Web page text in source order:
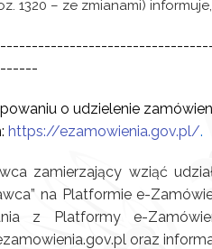
1320 – ze zmianami)
o udzielenie
https://ezamowienia.gov.pl/.
zamierzający wziąć
na Platformie e-
z Platformy e-
oraz